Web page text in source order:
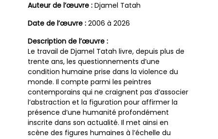
Auteur de l’œuvre : Djamel Tatah
Date de l’œuvre : 2006 à 2026
Description de l’œuvre :
Le travail de Djamel Tatah livre, depuis plus de
trente ans, les questionnements d’une
condition humaine prise dans la violence du
monde. Il compte parmi les peintres
contemporains qui ne craignent pas d’associer
l’abstraction et la figuration pour affirmer la
présence d’une humanité profondément
inscrite dans son actualité. Il met ainsi en
scène des figures humaines à l’échelle du